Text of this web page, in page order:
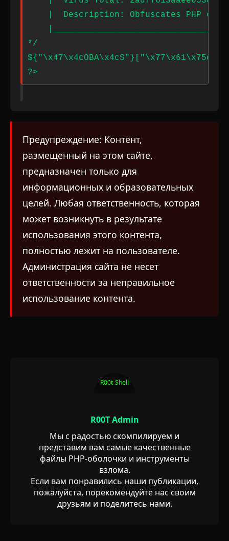
Предупреждение: Контент,
размещенный на этом сайте,
предназначен только для
информационных и образовательных
целей. Любая ответственность, которая
может возникнуть в результате
использования этого контента,
полностью лежит на пользователе.
Администрация сайта не несет
ответственности за неправильное
использование контента.
R00t-Shell
R00T Admin
Мы с радостью скомпилируем и
представим вам самые качественные
файлы PHP-оболочки и инструменты
взлома.
Если вам понравились наши публикации,
пожалуйста, порекомендуйте нас своим
друзьям и поделитесь нами.